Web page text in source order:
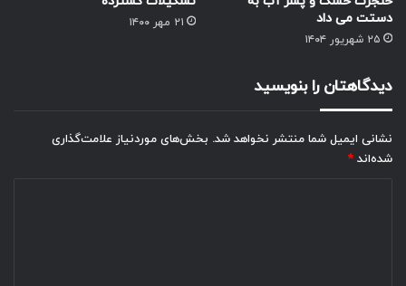
دستت می داد
۲۵ شهریور ۱۴۰۴
۲۱ مهر ۱۴۰۰
دیدگاهتان را بنویسید
نشانی ایمیل شما منتشر نخواهد شد. بخش‌های موردنیاز علامت‌گذاری
شده‌اند *